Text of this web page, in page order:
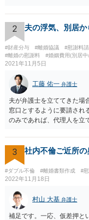
2 夫の浮気、別居
#財産分与 #離婚協議 #慰謝料
#離婚の慰謝料
#婚姻費用(別居
2021年11月5日
工藤 佑一 弁護士
夫が弁護士を立ててきた場
窓口とするように要請され
のみであれば、代理人を立
姻費用についてもまとまっ
ることが適切かも知れま
くの弁護士へ相談はされて
3 社内不倫ご近所の
#ダブル不倫 #離婚書類作成 #
2022年11月18日
村山 大基 弁護士
補足です。一応、仮差押と